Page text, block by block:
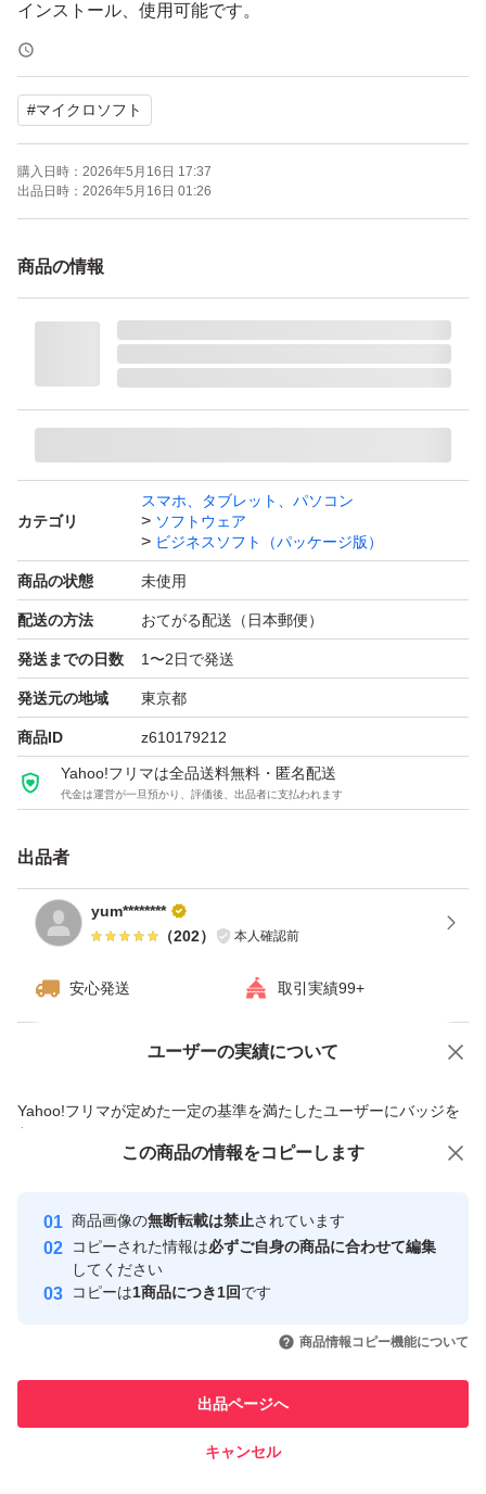
インストール、使用可能です。
Microsoft Office Home＆Business 2024 最新 永続版 POSA
カード版 Windows11、10/mac対応 PC2台
#マイクロソフト
購入日時： 2026年5月16日 17:37
出品日時： 2026年5月16日 01:26
商品の情報
カテゴリ
スマホ、タブレット、パソコン
ソフトウェア
ビジネスソフト（パッケージ版）
商品の状態 未使用
配送の方法 おてがる配送（日本郵便）
発送までの日数 1〜2日で発送
発送元の地域 東京都
商品ID z610179212
Yahoo!フリマは全品送料無料・匿名配送
代金は運営が一旦預かり、評価後、出品者に支払われます
出品者
yum********
（202） 本人確認前
安心発送 取引実績99+
ユーザーの実績について
Yahoo!フリマが定めた一定の基準を満たしたユーザーにバッジを
付与しています
安心取引出品者
心・安全なユーザーです
取引実績
引を完了させた実績があります
での取引実績があります
価格の相談 商品への質問
この商品の情報をコピーします
商品画像の無断転載は禁止されています
コピーされた情報は必ずご自身の商品に合わせて編集
してください
コピーは1商品につき1回です
商品情報コピー機能について
出品ページへ
キャンセル
この商品をみている人にオススメ